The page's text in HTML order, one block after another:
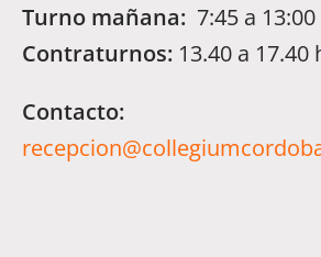
Turno mañana: 7:45 a
Contraturnos: 13.40 a 17.40
Contacto: